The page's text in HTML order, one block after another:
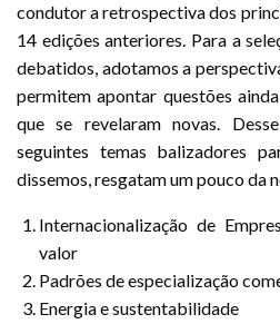
condutor a retrospectiva dos
14 edições anteriores. Para a
debatidos, adotamos a
permitem apontar questões
que se revelaram novas.
seguintes temas balizadores
dissemos, resgatam um pouco da
Internacionalização de
valor
Padrões de especialização
Energia e sustentabilidade